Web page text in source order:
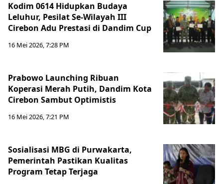
Kodim 0614 Hidupkan Budaya
Leluhur, Pesilat Se-Wilayah III
Cirebon Adu Prestasi di Dandim Cup
16 Mei 2026, 7:28 PM
Prabowo Launching Ribuan
Koperasi Merah Putih, Dandim Kota
Cirebon Sambut Optimistis
16 Mei 2026, 7:21 PM
Sosialisasi MBG di Purwakarta,
Pemerintah Pastikan Kualitas
Program Tetap Terjaga